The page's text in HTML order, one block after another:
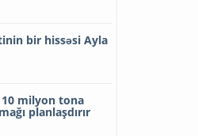
bir hissəsi Ayla
10 milyon tona
planlaşdırır